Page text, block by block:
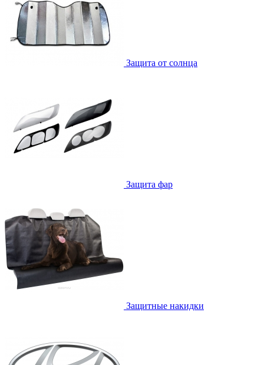
Защита от солнца
Защита фар
Защитные накидки